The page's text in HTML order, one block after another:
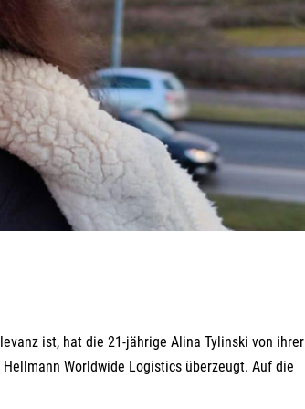
ist, hat die 21-jährige Alina Tylinski von ihrer
Worldwide Logistics überzeugt. Auf die